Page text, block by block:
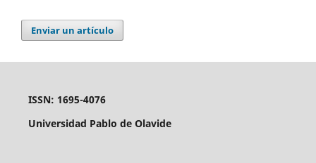
Enviar un artículo
ISSN: 1695-4076
Universidad Pablo de Olavide